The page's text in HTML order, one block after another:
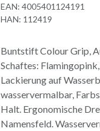
EAN: 4005401124191
HAN: 112419
Buntstift Colour Grip,
Schaftes:
Lackierung auf
wasservermalbar,
Halt. Ergonomische
Namensfeld.